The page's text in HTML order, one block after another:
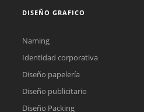
DISEÑO GRAFICO
Naming
Identidad corporativa
Diseño papelería
Diseño publicitario
Diseño Packing